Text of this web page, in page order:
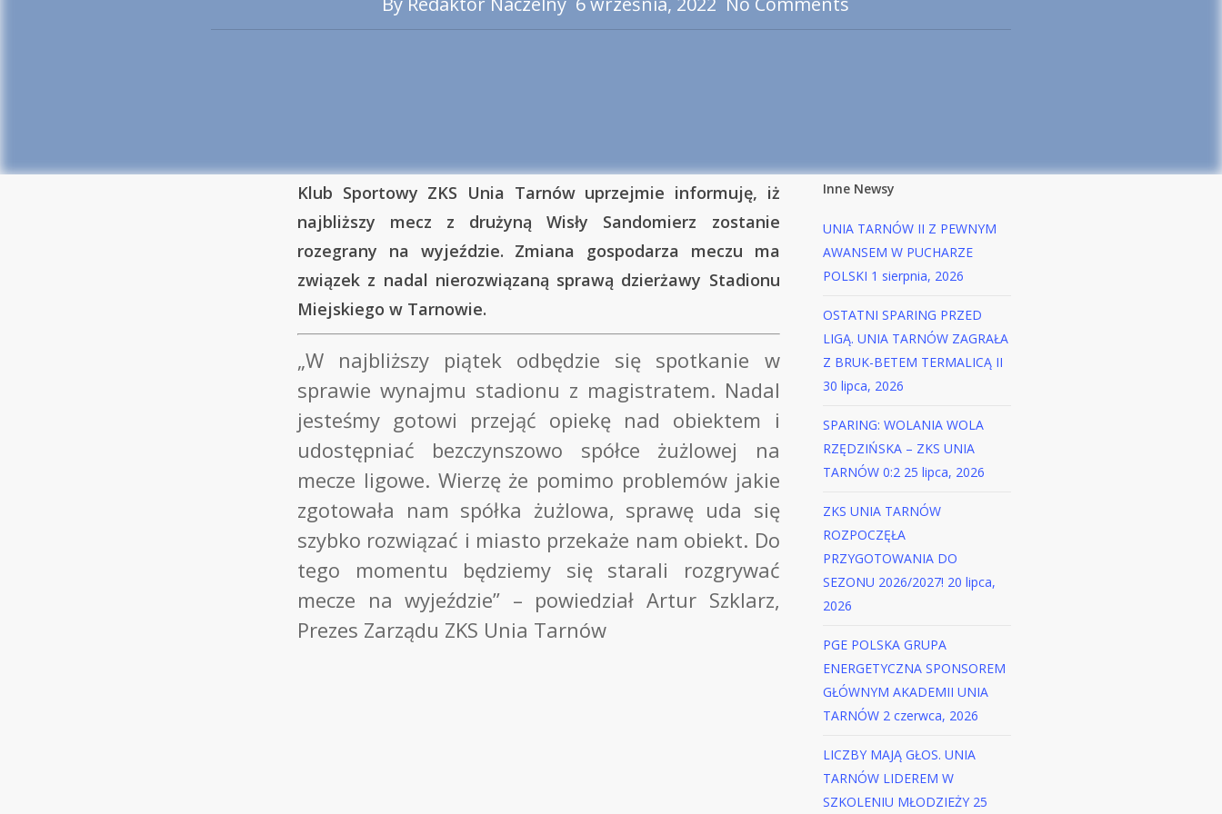
Klub Sportowy ZKS Unia Tarnów uprzejmie informuję, iż
najbliższy mecz z drużyną Wisły Sandomierz zostanie
rozegrany na wyjeździe. Zmiana gospodarza meczu ma
związek z nadal nierozwiązaną sprawą dzierżawy Stadionu
Miejskiego w Tarnowie.
„W najbliższy piątek odbędzie się spotkanie w
sprawie wynajmu stadionu z magistratem. Nadal
jesteśmy gotowi przejąć opiekę nad obiektem i
udostępniać bezczynszowo spółce żużlowej na
mecze ligowe. Wierzę że pomimo problemów jakie
zgotowała nam spółka żużlowa, sprawę uda się
szybko rozwiązać i miasto przekaże nam obiekt. Do
tego momentu będziemy się starali rozgrywać
mecze na wyjeździe” – powiedział Artur Szklarz,
Prezes Zarządu ZKS Unia Tarnów
Inne Newsy
UNIA TARNÓW II Z PEWNYM
AWANSEM W PUCHARZE
POLSKI 1 sierpnia, 2026
OSTATNI SPARING PRZED
LIGĄ. UNIA TARNÓW ZAGRAŁA
Z BRUK-BETEM TERMALICĄ II
30 lipca, 2026
SPARING: WOLANIA WOLA
RZĘDZIŃSKA – ZKS UNIA
TARNÓW 0:2 25 lipca, 2026
ZKS UNIA TARNÓW
ROZPOCZĘŁA
PRZYGOTOWANIA DO
SEZONU 2026/2027! 20 lipca,
2026
PGE POLSKA GRUPA
ENERGETYCZNA SPONSOREM
GŁÓWNYM AKADEMII UNIA
TARNÓW 2 czerwca, 2026
LICZBY MAJĄ GŁOS. UNIA
TARNÓW LIDEREM W
SZKOLENIU MŁODZIEŻY 25